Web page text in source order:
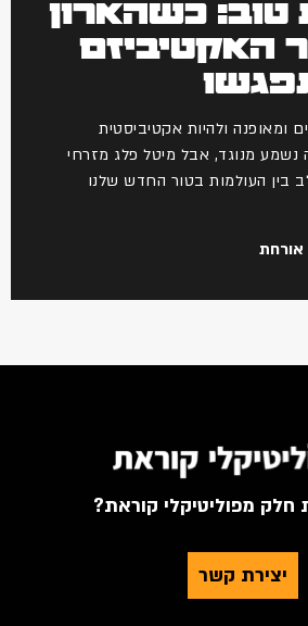
כשהארון
ולהיות אקטיביסטית
מנוגד, אבל מיטל פלג מזרחי
בטור החדש שלנו
מפוליטיקלי קוראת?
יצירת קשר